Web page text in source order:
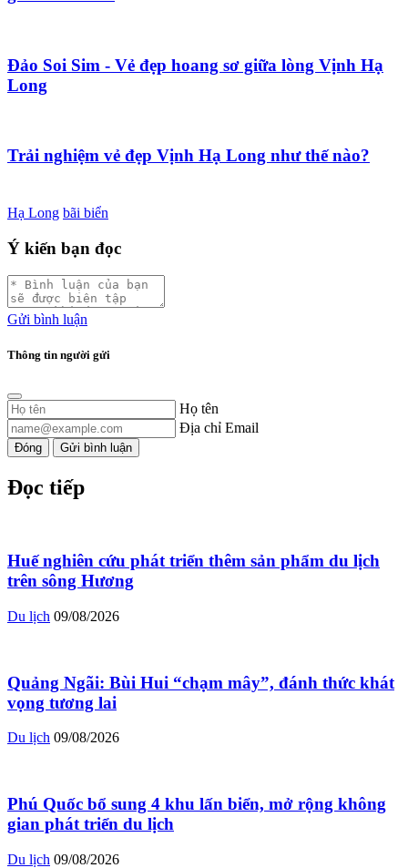
Đảo Soi Sim - Vẻ đẹp hoang sơ giữa lòng Vịnh Hạ
Long
Trải nghiệm vẻ đẹp Vịnh Hạ Long như thế nào?
Hạ Long bãi biển
Ý kiến bạn đọc
Gửi bình luận
Thông tin người gửi
Họ tên
Địa chỉ Email
Đóng Gửi bình luận
Đọc tiếp
Huế nghiên cứu phát triển thêm sản phẩm du lịch
trên sông Hương
Du lịch 09/08/2026
Quảng Ngãi: Bùi Hui “chạm mây”, đánh thức khát
vọng tương lai
Du lịch 09/08/2026
Phú Quốc bổ sung 4 khu lấn biển, mở rộng không
gian phát triển du lịch
Du lịch 09/08/2026